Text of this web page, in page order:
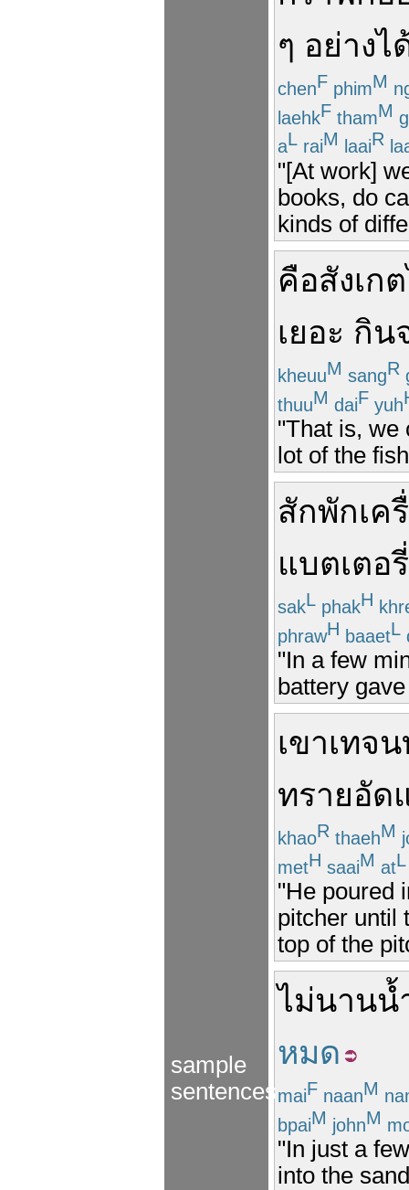
sample
sentences
ๆ อย่างไ
chenF phimM
laehkF thamM
aL raiM laaiR
"[At work]
books, do
kinds of
คือสังเกต
เยอะ กิน
kheuuM sangR
thuuM daiF yuh
"That is, we
lot of the
สักพักเค
แบตเตอรี่
sakL phakH
phrawH baaetL
"In a few
battery
เขาเทจน
ทรายอัด
khaoR thaehM
metH saaiM atL
"He poured
pitcher until
top of the
ไม่นานน้
หมด
maiF naanM
bpaiM johnM
"In just a
into the